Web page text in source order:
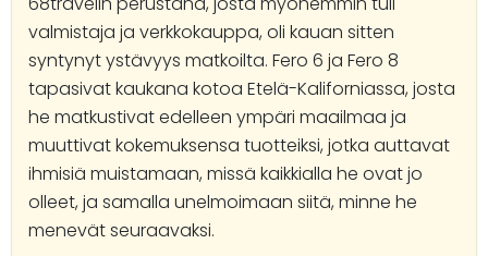
valmistaja ja verkkokauppa, oli kauan sitten
syntynyt ystävyys matkoilta. Fero 6 ja Fero 8
tapasivat kaukana kotoa Etelä-Kaliforniassa, josta
he matkustivat edelleen ympäri maailmaa ja
muuttivat kokemuksensa tuotteiksi, jotka auttavat
ihmisiä muistamaan, missä kaikkialla he ovat jo
olleet, ja samalla unelmoimaan siitä, minne he
menevät seuraavaksi.